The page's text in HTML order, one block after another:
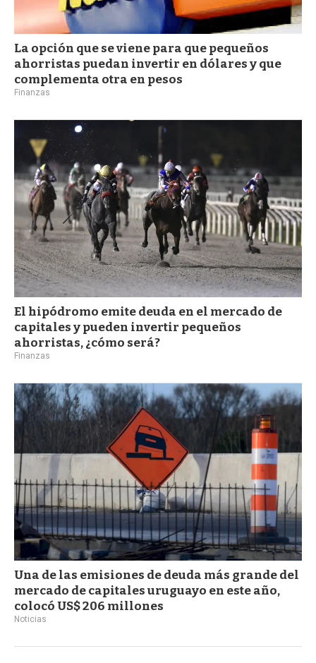
La opción que se viene para que pequeños
ahorristas puedan invertir en dólares y que
complementa otra en pesos
Finanzas
El hipódromo emite deuda en el mercado de
capitales y pueden invertir pequeños
ahorristas, ¿cómo será?
Finanzas
Una de las emisiones de deuda más grande del
mercado de capitales uruguayo en este año,
colocó US$ 206 millones
Noticias